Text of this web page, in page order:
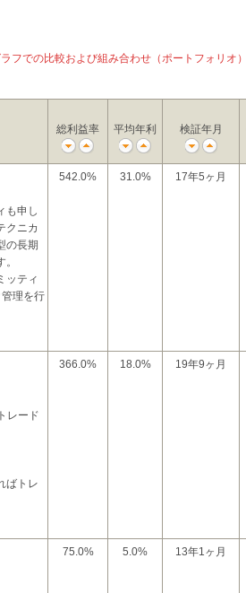
フでの比較および組み合わせ（ポートフォリオ
総利益率 平均年利 検証年月
も申し
クニカ
の長期
ッティ
理を行
542.0% 31.0% 17年5ヶ月
レード
ばトレ
らし
366.0% 18.0% 19年9ヶ月
75.0% 5.0% 13年1ヶ月